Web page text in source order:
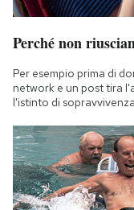
Perché non
Per esempio prima di
network e un post tira
l'istinto di